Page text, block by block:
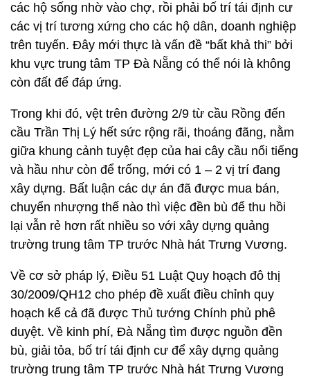
các hộ sống nhờ vào chợ, rồi phải bố trí tái định cư
các vị trí tương xứng cho các hộ dân, doanh nghiệp
trên tuyến. Đây mới thực là vấn đề “bất khả thi” bởi
khu vực trung tâm TP Đà Nẵng có thể nói là không
còn đất để đáp ứng.
Trong khi đó, vệt trên đường 2/9 từ cầu Rồng đến
cầu Trần Thị Lý hết sức rộng rãi, thoáng đãng, nằm
giữa khung cảnh tuyệt đẹp của hai cây cầu nổi tiếng
và hầu như còn để trống, mới có 1 – 2 vị trí đang
xây dựng. Bất luận các dự án đã được mua bán,
chuyển nhượng thế nào thì việc đền bù để thu hồi
lại vẫn rẻ hơn rất nhiều so với xây dựng quảng
trường trung tâm TP trước Nhà hát Trưng Vương.
Về cơ sở pháp lý, Điều 51 Luật Quy hoạch đô thị
30/2009/QH12 cho phép đề xuất điều chỉnh quy
hoạch kể cả đã được Thủ tướng Chính phủ phê
duyệt. Về kinh phí, Đà Nẵng tìm được nguồn đền
bù, giải tỏa, bố trí tái định cư để xây dựng quảng
trường trung tâm TP trước Nhà hát Trưng Vương